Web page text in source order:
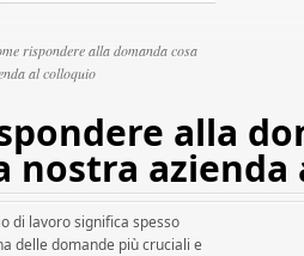
rispondere alla domanda cosa
al colloquio
alla
nostra
di lavoro significa spesso
delle domande più cruciali e